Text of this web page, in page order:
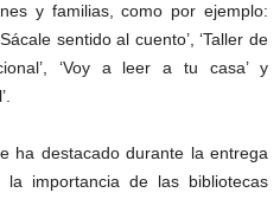
y familias, como por ejemplo:
sentido al cuento’, ‘Taller de
‘Voy a leer a tu casa’ y
ha destacado durante la entrega
importancia de las bibliotecas